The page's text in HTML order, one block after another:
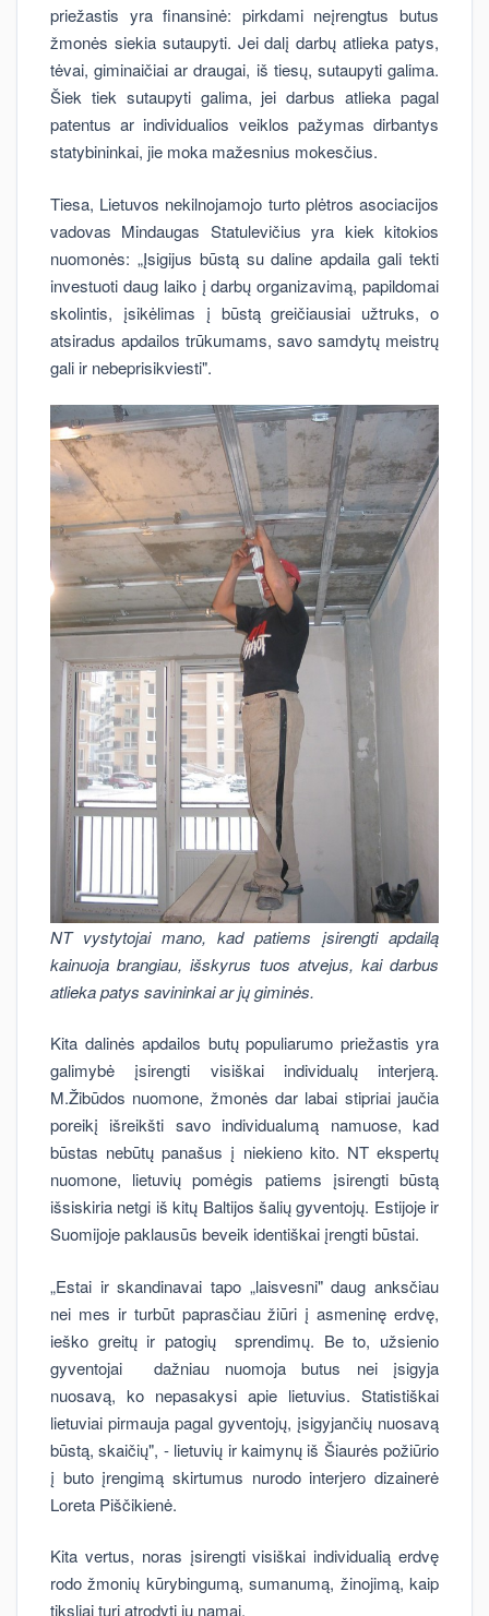
priežastis yra finansinė: pirkdami neįrengtus butus
žmonės siekia sutaupyti. Jei dalį darbų atlieka patys,
tėvai, giminaičiai ar draugai, iš tiesų, sutaupyti galima.
Šiek tiek sutaupyti galima, jei darbus atlieka pagal
patentus ar individualios veiklos pažymas dirbantys
statybininkai, jie moka mažesnius mokesčius.
Tiesa, Lietuvos nekilnojamojo turto plėtros asociacijos
vadovas Mindaugas Statulevičius yra kiek kitokios
nuomonės: „Įsigijus būstą su daline apdaila gali tekti
investuoti daug laiko į darbų organizavimą, papildomai
skolintis, įsikėlimas į būstą greičiausiai užtruks, o
atsiradus apdailos trūkumams, savo samdytų meistrų
gali ir nebeprisikviesti".
NT vystytojai mano, kad patiems įsirengti apdailą
kainuoja brangiau, išskyrus tuos atvejus, kai darbus
atlieka patys savininkai ar jų giminės.
Kita dalinės apdailos butų populiarumo priežastis yra
galimybė įsirengti visiškai individualų interjerą.
M.Žibūdos nuomone, žmonės dar labai stipriai jaučia
poreikį išreikšti savo individualumą namuose, kad
būstas nebūtų panašus į niekieno kito. NT ekspertų
nuomone, lietuvių pomėgis patiems įsirengti būstą
išsiskiria netgi iš kitų Baltijos šalių gyventojų. Estijoje ir
Suomijoje paklausūs beveik identiškai įrengti būstai.
„Estai ir skandinavai tapo „laisvesni" daug anksčiau
nei mes ir turbūt paprasčiau žiūri į asmeninę erdvę,
ieško greitų ir patogių sprendimų. Be to, užsienio
gyventojai dažniau nuomoja butus nei įsigyja
nuosavą, ko nepasakysi apie lietuvius. Statistiškai
lietuviai pirmauja pagal gyventojų, įsigyjančių nuosavą
būstą, skaičių", - lietuvių ir kaimynų iš Šiaurės požiūrio
į buto įrengimą skirtumus nurodo interjero dizainerė
Loreta Piščikienė.
Kita vertus, noras įsirengti visiškai individualią erdvę
rodo žmonių kūrybingumą, sumanumą, žinojimą, kaip
tiksliai turi atrodyti jų namai.